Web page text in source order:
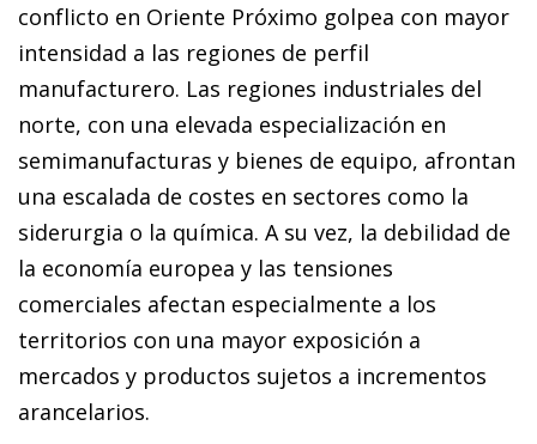
conflicto en Oriente Próximo golpea con mayor
intensidad a las regiones de perfil
manufacturero. Las regiones industriales del
norte, con una elevada especialización en
semimanufacturas y bienes de equipo, afrontan
una escalada de costes en sectores como la
siderurgia o la química. A su vez, la debilidad de
la economía europea y las tensiones
comerciales afectan especialmente a los
territorios con una mayor exposición a
mercados y productos sujetos a incrementos
arancelarios.